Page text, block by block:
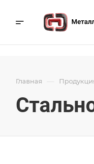
Главная —